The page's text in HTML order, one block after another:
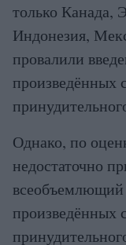
только Канада,
Индонезия,
провалили
произведённых
Однако, по
недостаточно
всеобъемлющий
произведённых